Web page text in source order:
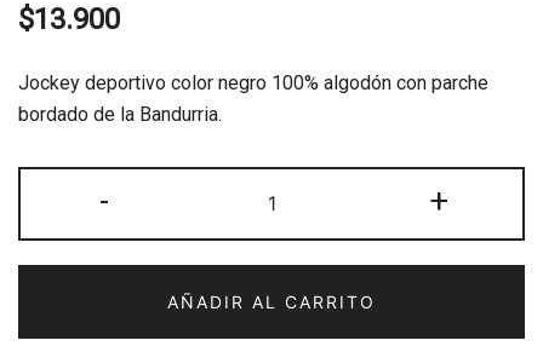
$13.900
Jockey deportivo color negro 100% algodón con parche
bordado de la Bandurria.
-
negro
Bandurria
+
AÑADIR AL CARRITO